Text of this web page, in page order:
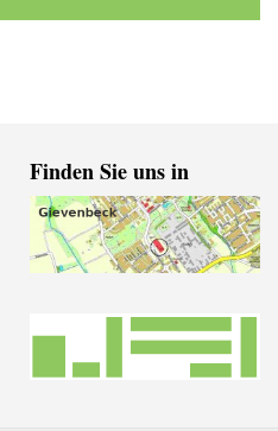
Finden Sie uns in